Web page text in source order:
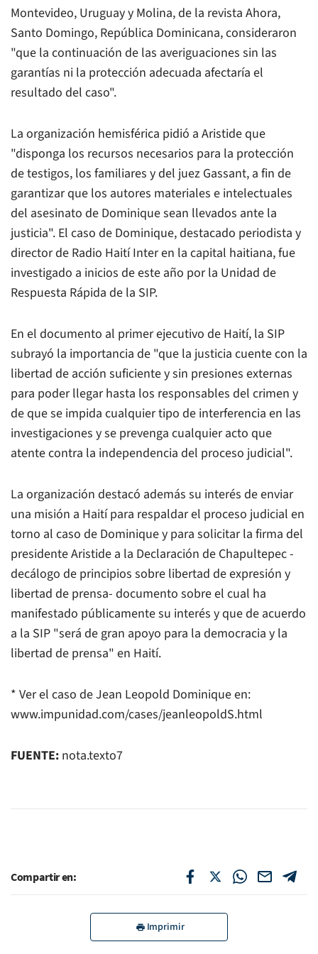
Montevideo, Uruguay y Molina, de la revista Ahora,
Santo Domingo, República Dominicana, consideraron
"que la continuación de las averiguaciones sin las
garantías ni la protección adecuada afectaría el
resultado del caso".
La organización hemisférica pidió a Aristide que
"disponga los recursos necesarios para la protección
de testigos, los familiares y del juez Gassant, a fin de
garantizar que los autores materiales e intelectuales
del asesinato de Dominique sean llevados ante la
justicia". El caso de Dominique, destacado periodista y
director de Radio Haití Inter en la capital haitiana, fue
investigado a inicios de este año por la Unidad de
Respuesta Rápida de la SIP.
En el documento al primer ejecutivo de Haití, la SIP
subrayó la importancia de "que la justicia cuente con la
libertad de acción suficiente y sin presiones externas
para poder llegar hasta los responsables del crimen y
de que se impida cualquier tipo de interferencia en las
investigaciones y se prevenga cualquier acto que
atente contra la independencia del proceso judicial".
La organización destacó además su interés de enviar
una misión a Haití para respaldar el proceso judicial en
torno al caso de Dominique y para solicitar la firma del
presidente Aristide a la Declaración de Chapultepec -
decálogo de principios sobre libertad de expresión y
libertad de prensa- documento sobre el cual ha
manifestado públicamente su interés y que de acuerdo
a la SIP "será de gran apoyo para la democracia y la
libertad de prensa" en Haití.
* Ver el caso de Jean Leopold Dominique en:
www.impunidad.com/cases/jeanleopoldS.html
FUENTE: nota.texto7
Compartir en:
Imprimir